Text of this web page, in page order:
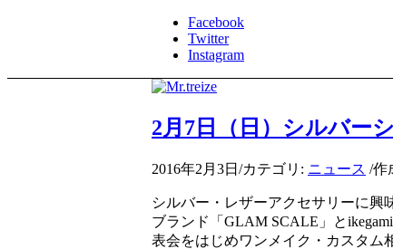
Facebook
Twitter
Instagram
2月7日（日）シルバー
2016年2月3日 /カテゴリ: ニュース /作
シルバー・レザーアクセサリーに興
ブランド「GLAM SCALE」と
表会をはじめワンメイク・カスタム